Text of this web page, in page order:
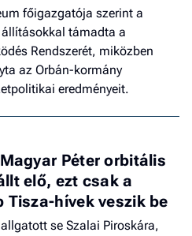
főigazgatója szerint a
támadta a
Rendszerét, miközben
az Orbán-kormány
eredményeit.
Péter orbitális
elő, ezt csak a
Tisza-hívek veszik be
se Szalai Piroskára,